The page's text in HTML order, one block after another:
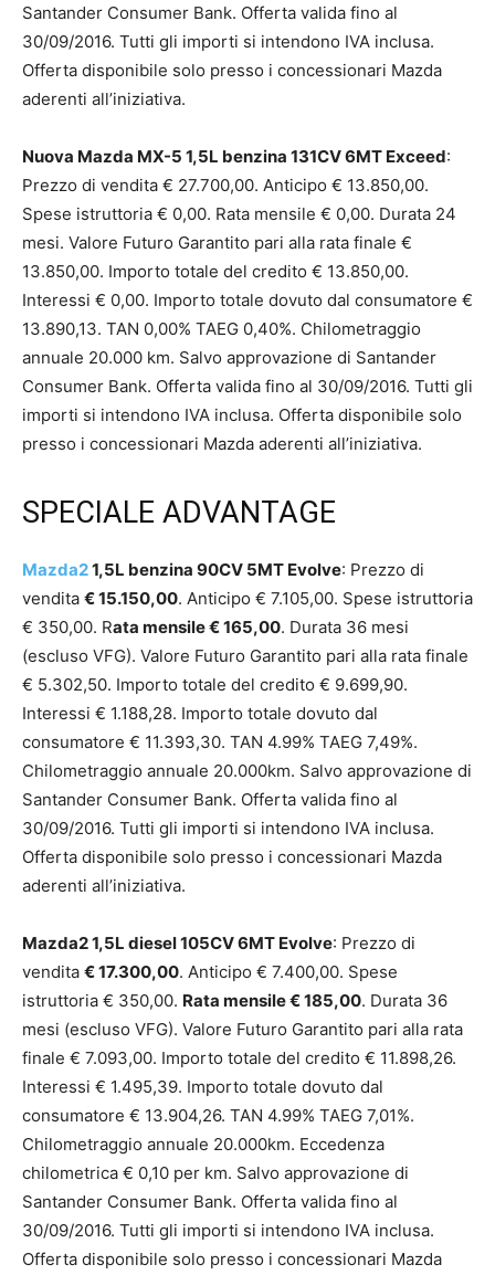
Santander Consumer Bank. Offerta valida fino al
30/09/2016. Tutti gli importi si intendono IVA inclusa.
Offerta disponibile solo presso i concessionari Mazda
aderenti all’iniziativa.
Nuova Mazda MX-5 1,5L benzina 131CV 6MT Exceed:
Prezzo di vendita € 27.700,00. Anticipo € 13.850,00.
Spese istruttoria € 0,00. Rata mensile € 0,00. Durata 24
mesi. Valore Futuro Garantito pari alla rata finale €
13.850,00. Importo totale del credito € 13.850,00.
Interessi € 0,00. Importo totale dovuto dal consumatore €
13.890,13. TAN 0,00% TAEG 0,40%. Chilometraggio
annuale 20.000 km. Salvo approvazione di Santander
Consumer Bank. Offerta valida fino al 30/09/2016. Tutti gli
importi si intendono IVA inclusa. Offerta disponibile solo
presso i concessionari Mazda aderenti all’iniziativa.
SPECIALE ADVANTAGE
Mazda21,5L benzina 90CV 5MT Evolve: Prezzo di
vendita € 15.150,00. Anticipo € 7.105,00. Spese istruttoria
€ 350,00. Rata mensile € 165,00. Durata 36 mesi
(escluso VFG). Valore Futuro Garantito pari alla rata finale
€ 5.302,50. Importo totale del credito € 9.699,90.
Interessi € 1.188,28. Importo totale dovuto dal
consumatore € 11.393,30. TAN 4.99% TAEG 7,49%.
Chilometraggio annuale 20.000km. Salvo approvazione di
Santander Consumer Bank. Offerta valida fino al
30/09/2016. Tutti gli importi si intendono IVA inclusa.
Offerta disponibile solo presso i concessionari Mazda
aderenti all’iniziativa.
Mazda2 1,5L diesel 105CV 6MT Evolve: Prezzo di
vendita € 17.300,00. Anticipo € 7.400,00. Spese
istruttoria € 350,00. Rata mensile € 185,00. Durata 36
mesi (escluso VFG). Valore Futuro Garantito pari alla rata
finale € 7.093,00. Importo totale del credito € 11.898,26.
Interessi € 1.495,39. Importo totale dovuto dal
consumatore € 13.904,26. TAN 4.99% TAEG 7,01%.
Chilometraggio annuale 20.000km. Eccedenza
chilometrica € 0,10 per km. Salvo approvazione di
Santander Consumer Bank. Offerta valida fino al
30/09/2016. Tutti gli importi si intendono IVA inclusa.
Offerta disponibile solo presso i concessionari Mazda